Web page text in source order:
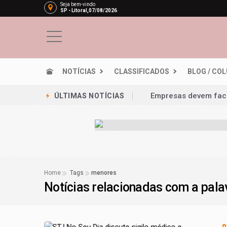
Seja bem-vindo
SP - Litoral,07/08/2026
NOTÍCIAS CLASSIFICADOS BLOG /
ÚLTIMAS NOTÍCIAS
Lei garante frete
Redução da taxa de
STF inicia
Projeto cria política
Home Tags menores
Notícias relacionadas com a